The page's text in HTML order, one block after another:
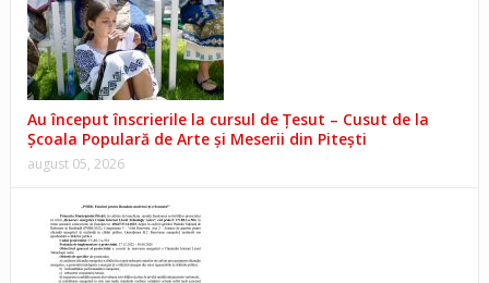
Au început înscrierile la cursul de Țesut – Cusut de la
Școala Populară de Arte și Meserii din Pitești
august 05, 2026